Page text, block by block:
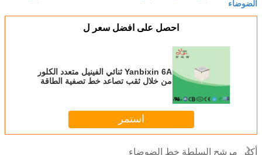
الضوضاء
احصل على افضل سعر ل
Yanbixin 6A ثنائي الفينيل متعدد الكلور
من خلال ثقب تصاعد خط تصفية الطاقة
استمر
أكثر مرشح السلطة خط الضوضاء